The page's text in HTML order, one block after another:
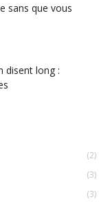
sans que vous
disent long :
(2)
(3)
(3)